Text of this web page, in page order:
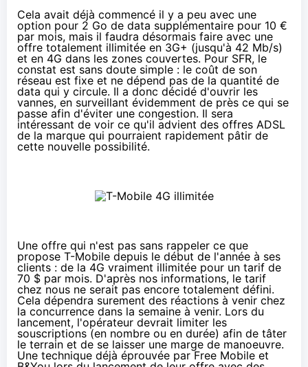
Cela avait déjà commencé il y a peu avec une
option pour 2 Go de data supplémentaire pour 10 €
par mois, mais il faudra désormais faire avec une
offre totalement illimitée en 3G+ (jusqu'à 42 Mb/s)
et en 4G dans les zones couvertes. Pour SFR, le
constat est sans doute simple : le coût de son
réseau est fixe et ne dépend pas de la quantité de
data qui y circule. Il a donc décidé d'ouvrir les
vannes, en surveillant évidemment de près ce qui se
passe afin d'éviter une congestion. Il sera
intéressant de voir ce qu'il advient des offres ADSL
de la marque qui pourraient rapidement pâtir de
cette nouvelle possibilité.
Une offre qui n'est pas sans rappeler ce que
propose T-Mobile depuis le début de l'année à ses
clients : de la 4G vraiment illimitée pour un tarif de
70 $ par mois. D'après nos informations, le tarif
chez nous ne serait pas encore totalement défini.
Cela dépendra surement des réactions à venir chez
la concurrence dans la semaine à venir. Lors du
lancement, l'opérateur devrait limiter les
souscriptions (en nombre ou en durée) afin de tâter
le terrain et de se laisser une marge de manoeuvre.
Une technique déjà éprouvée par Free Mobile et